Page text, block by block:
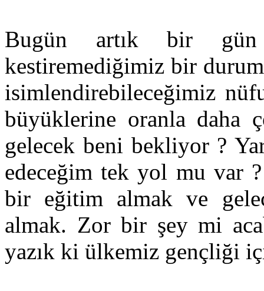
Bugün artık bir gün
kestiremediğimiz bir
isimlendirebileceğimiz
büyüklerine oranla daha
gelecek beni bekliyor ?
edeceğim tek yol mu var
bir eğitim almak ve
almak. Zor bir şey mi
yazık ki ülkemiz gençliği